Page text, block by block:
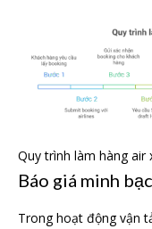
Quy trình làm hàng air
Báo giá minh
Trong hoạt động vận